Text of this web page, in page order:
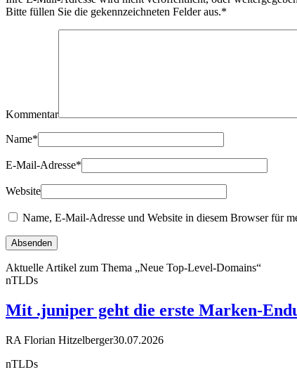
Bitte füllen Sie die gekennzeichneten Felder aus.*
Kommentar
Name*
E-Mail-Adresse*
Website
Name, E-Mail-Adresse und Website in diesem Browser für
Aktuelle Artikel zum Thema „Neue Top-Level-Domains“
nTLDs
Mit .juniper geht die erste Marken-
RA Florian Hitzelberger30.07.2026
nTLDs